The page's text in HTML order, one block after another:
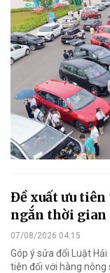
Đề xuất ưu
ngắn thời gian
07/08/2026 04:15
Góp ý sửa đổi Luật
tiên đối với hàng